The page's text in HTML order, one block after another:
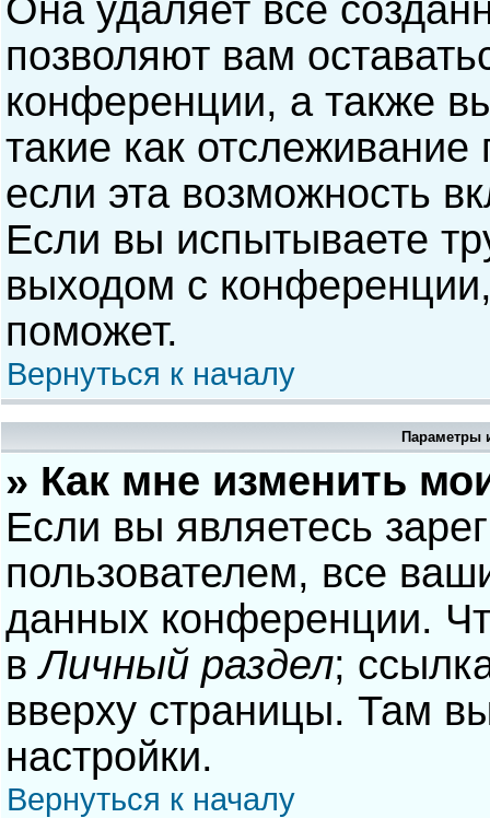
Она удаляет все
позволяют вам
конференции, а также
такие как
если эта возможность
Если вы испытываете
выходом с
поможет.
Вернуться к началу
Параметры
» Как мне изменить
Если вы являетесь
пользователем, все
данных конференции.
вЛичный раздел;
вверху страницы. Там
настройки.
Вернуться к началу